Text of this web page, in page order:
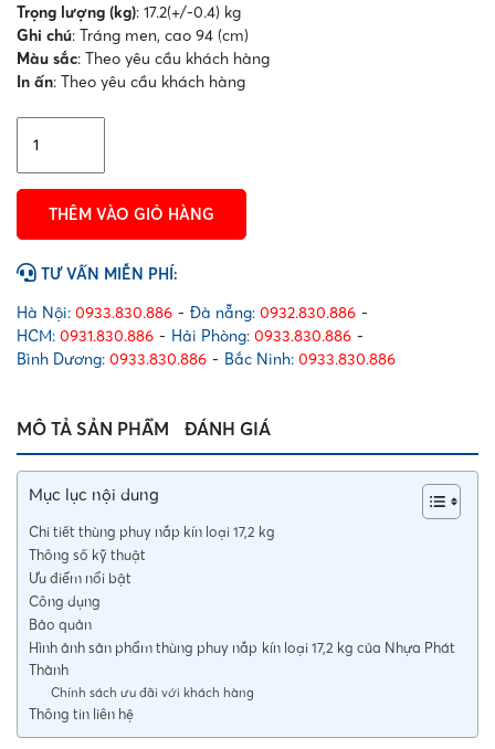
Trọng lượng (kg): 17.2(+/-0.4) kg
Ghi chú: Tráng men, cao 94 (cm)
Màu sắc: Theo yêu cầu khách hàng
In ấn: Theo yêu cầu khách hàng
Phuy
nắp
kín
17,2
kg
lượng
THÊM VÀO GIỎ HÀNG
TƯ VẤN MIỄN PHÍ:
Hà Nội: 0933.830.886 - Đà nẵng: 0932.830.886 -
HCM: 0931.830.886 - Hải Phòng: 0933.830.886 -
Bình Dương: 0933.830.886 - Bắc Ninh: 0933.830.886
MÔ TẢ SẢN PHẨM ĐÁNH GIÁ
Mục lục nội dung
Chi tiết thùng phuy nắp kín loại 17,2 kg
Thông số kỹ thuật
Ưu điểm nổi bật
Công dụng
Bảo quản
Hình ảnh sản phẩm thùng phuy nắp kín loại 17,2 kg của Nhựa Phát
Thành
Chính sách ưu đãi với khách hàng
Thông tin liên hệ